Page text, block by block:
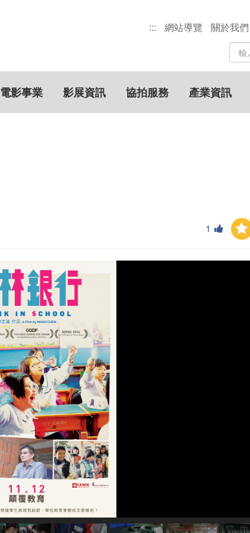
::: 網站導覽 關於我們
站
內
搜
尋
關
鍵
電影事業 影展資訊 協拍服務 產業資訊
1